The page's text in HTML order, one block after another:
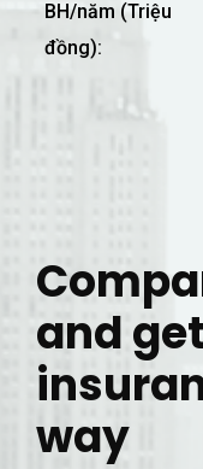
BH/năm (Triệu
đồng):
and
way